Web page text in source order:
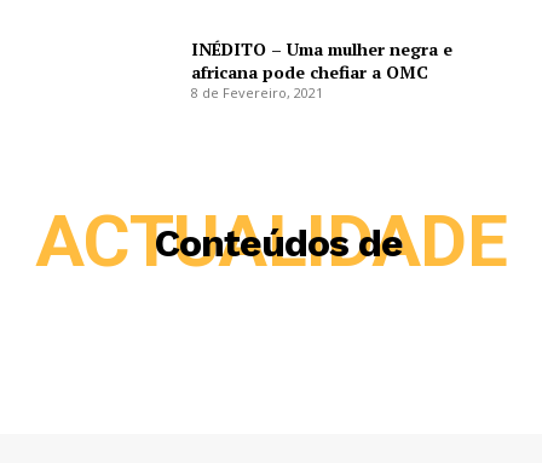
INÉDITO – Uma mulher negra e
africana pode chefiar a OMC
8 de Fevereiro, 2021
Conteúdos de
ACTUALIDADE